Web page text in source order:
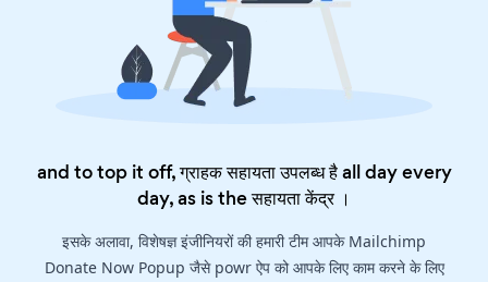
and to top it off, ग्राहक सहायता उपलब्ध है all day every
day, as is theसहायता केंद्र।
इसके अलावा, विशेषज्ञ इंजीनियरों की हमारी टीम आपके Mailchimp
Donate Now Popup जैसे powr ऐप को आपके लिए काम करने के लिए